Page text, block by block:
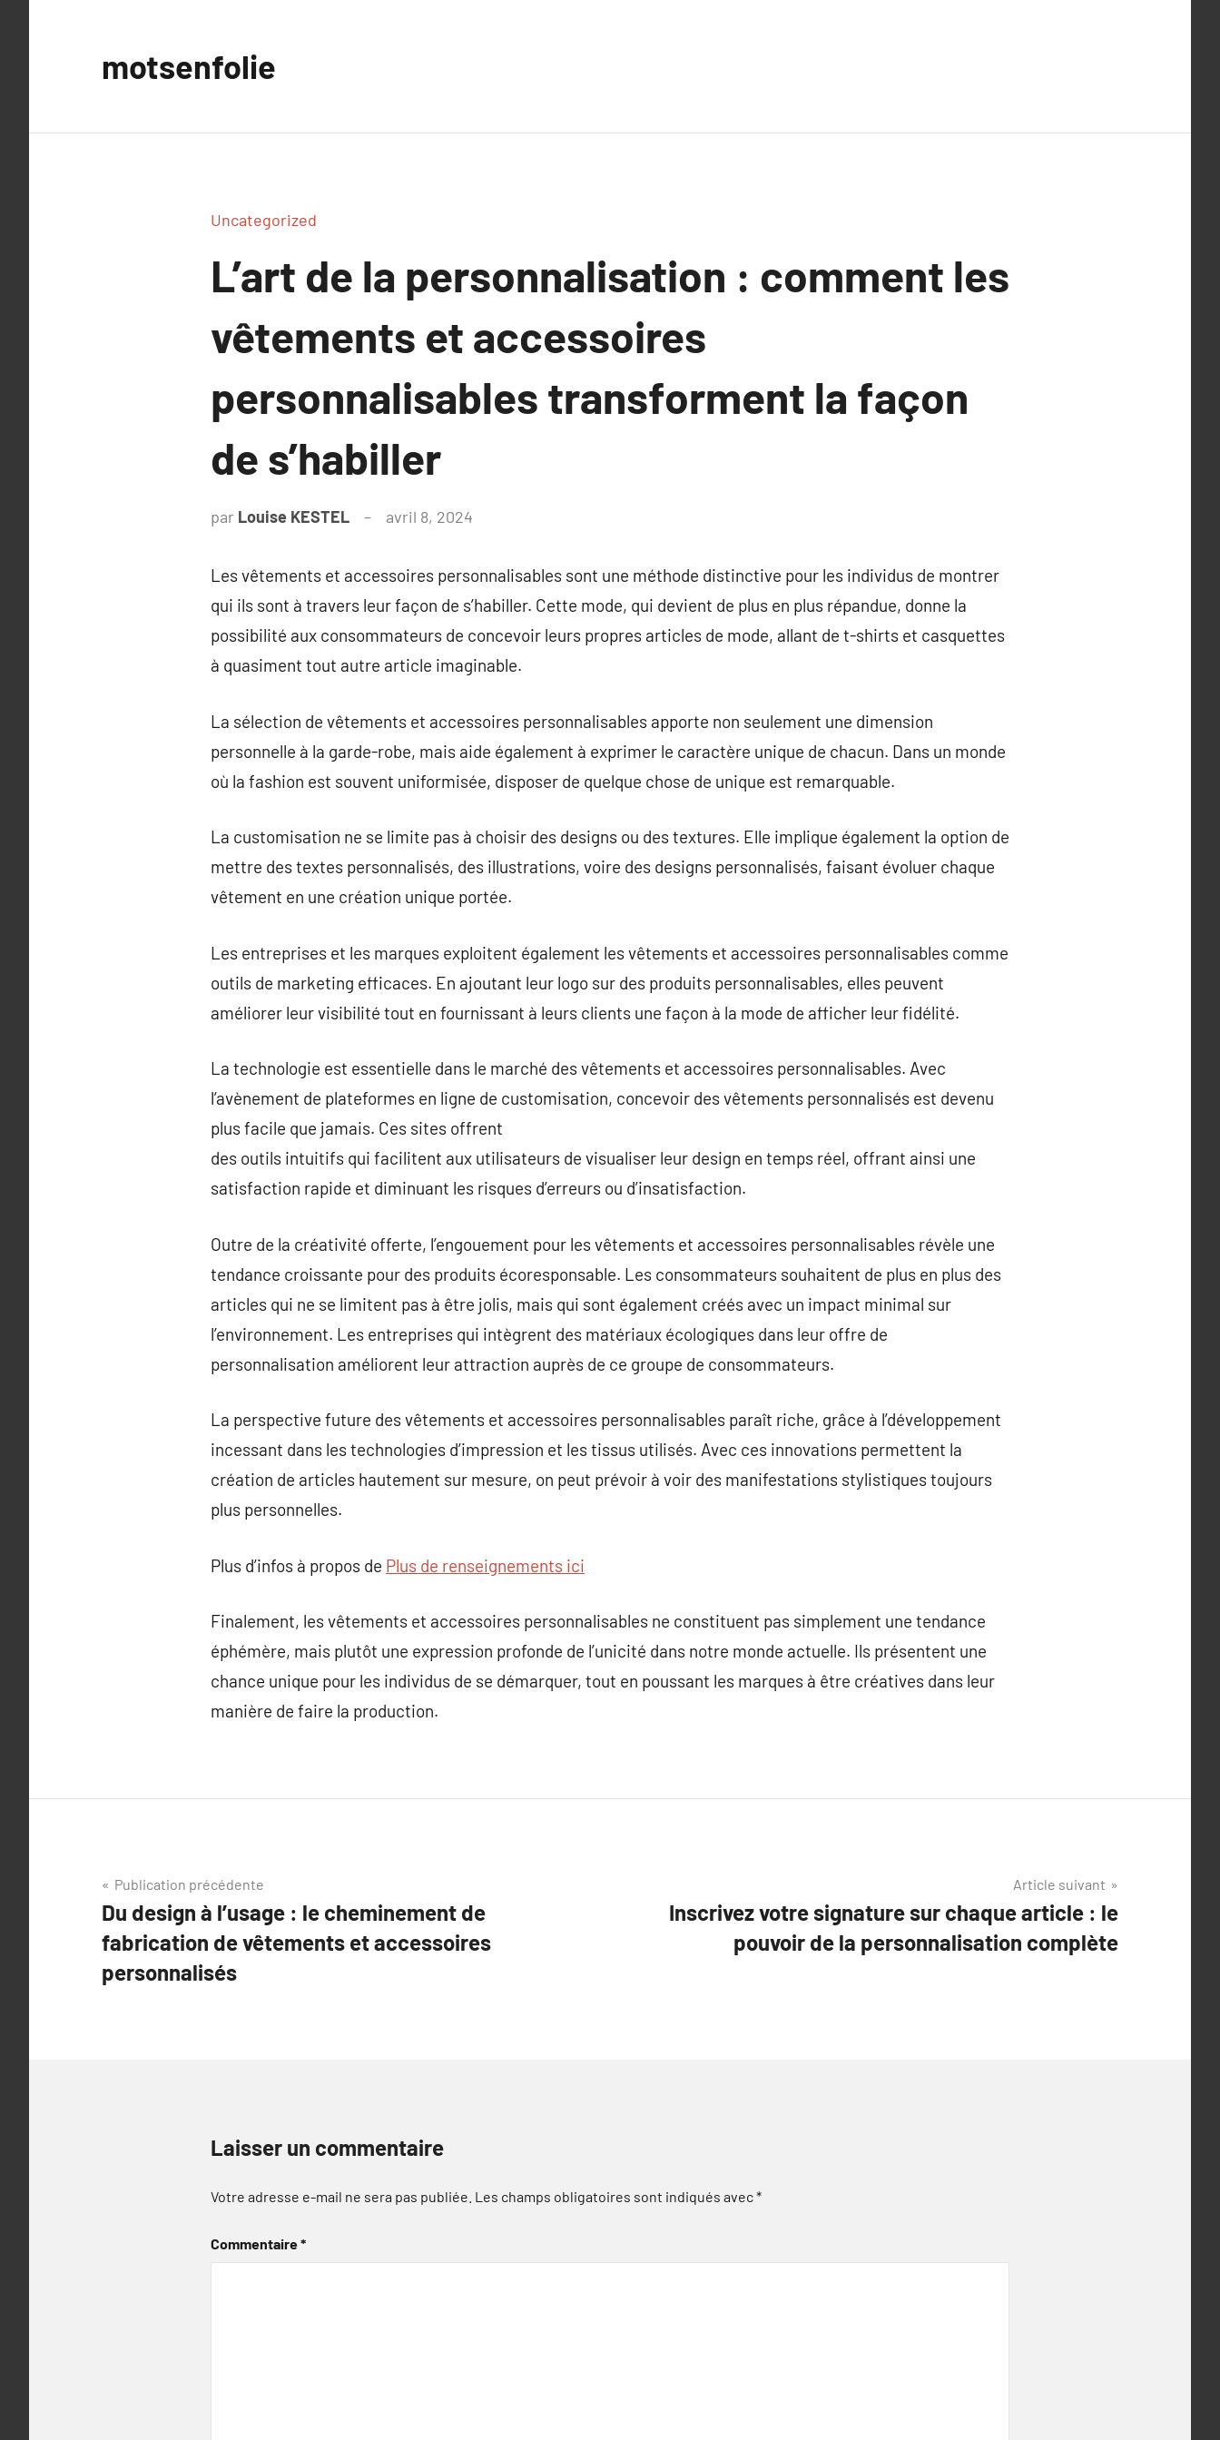
motsenfolie
Uncategorized
L’art de la personnalisation : comment les
vêtements et accessoires
personnalisables transforment la façon
de s’habiller
par Louise KESTEL avril 8, 2024
Les vêtements et accessoires personnalisables sont une méthode distinctive pour les individus de montrer
qui ils sont à travers leur façon de s’habiller. Cette mode, qui devient de plus en plus répandue, donne la
possibilité aux consommateurs de concevoir leurs propres articles de mode, allant de t-shirts et casquettes
à quasiment tout autre article imaginable.
La sélection de vêtements et accessoires personnalisables apporte non seulement une dimension
personnelle à la garde-robe, mais aide également à exprimer le caractère unique de chacun. Dans un monde
où la fashion est souvent uniformisée, disposer de quelque chose de unique est remarquable.
La customisation ne se limite pas à choisir des designs ou des textures. Elle implique également la option de
mettre des textes personnalisés, des illustrations, voire des designs personnalisés, faisant évoluer chaque
vêtement en une création unique portée.
Les entreprises et les marques exploitent également les vêtements et accessoires personnalisables comme
outils de marketing efficaces. En ajoutant leur logo sur des produits personnalisables, elles peuvent
améliorer leur visibilité tout en fournissant à leurs clients une façon à la mode de afficher leur fidélité.
La technologie est essentielle dans le marché des vêtements et accessoires personnalisables. Avec
l’avènement de plateformes en ligne de customisation, concevoir des vêtements personnalisés est devenu
plus facile que jamais. Ces sites offrent
des outils intuitifs qui facilitent aux utilisateurs de visualiser leur design en temps réel, offrant ainsi une
satisfaction rapide et diminuant les risques d’erreurs ou d’insatisfaction.
Outre de la créativité offerte, l’engouement pour les vêtements et accessoires personnalisables révèle une
tendance croissante pour des produits écoresponsable. Les consommateurs souhaitent de plus en plus des
articles qui ne se limitent pas à être jolis, mais qui sont également créés avec un impact minimal sur
l’environnement. Les entreprises qui intègrent des matériaux écologiques dans leur offre de
personnalisation améliorent leur attraction auprès de ce groupe de consommateurs.
La perspective future des vêtements et accessoires personnalisables paraît riche, grâce à l’développement
incessant dans les technologies d’impression et les tissus utilisés. Avec ces innovations permettent la
création de articles hautement sur mesure, on peut prévoir à voir des manifestations stylistiques toujours
plus personnelles.
Plus d’infos à propos de Plus de renseignements ici
Finalement, les vêtements et accessoires personnalisables ne constituent pas simplement une tendance
éphémère, mais plutôt une expression profonde de l’unicité dans notre monde actuelle. Ils présentent une
chance unique pour les individus de se démarquer, tout en poussant les marques à être créatives dans leur
manière de faire la production.
Navigation
de
l’article
Publication précédente
Du design à l’usage : le cheminement de
fabrication de vêtements et accessoires
personnalisés
Article suivant
Inscrivez votre signature sur chaque article : le
pouvoir de la personnalisation complète
Laisser un commentaire
Votre adresse e-mail ne sera pas publiée. Les champs obligatoires sont indiqués avec*
Commentaire*